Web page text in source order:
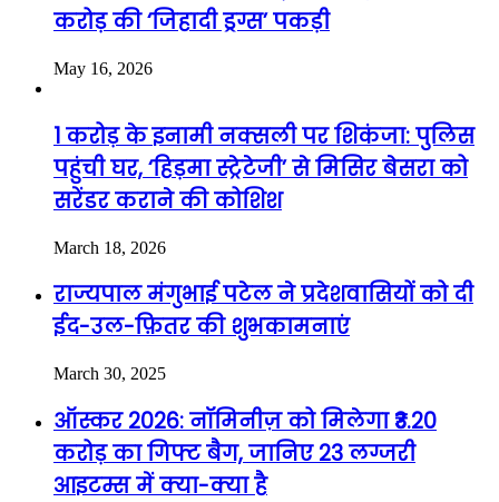
करोड़ की ‘जिहादी ड्रग्स’ पकड़ी
May 16, 2026
1 करोड़ के इनामी नक्सली पर शिकंजा: पुलिस
पहुंची घर, ‘हिड़मा स्ट्रेटेजी’ से मिसिर बेसरा को
सरेंडर कराने की कोशिश
March 18, 2026
राज्यपाल मंगुभाई पटेल ने प्रदेशवासियों को दी
ईद-उल-फ़ितर की शुभकामनाएं
March 30, 2025
ऑस्कर 2026: नॉमिनीज़ को मिलेगा ₹3.20
करोड़ का गिफ्ट बैग, जानिए 23 लग्जरी
आइटम्स में क्या-क्या है